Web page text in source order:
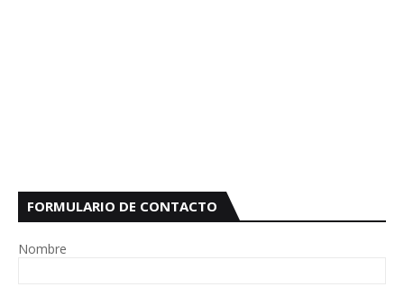
FORMULARIO DE CONTACTO
Nombre